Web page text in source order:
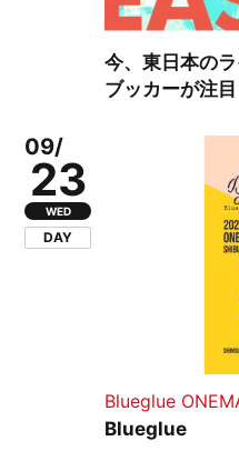
今、東日本の
ブッカーが注
09/
23
WED
DAY
Blueglue
Blueglue